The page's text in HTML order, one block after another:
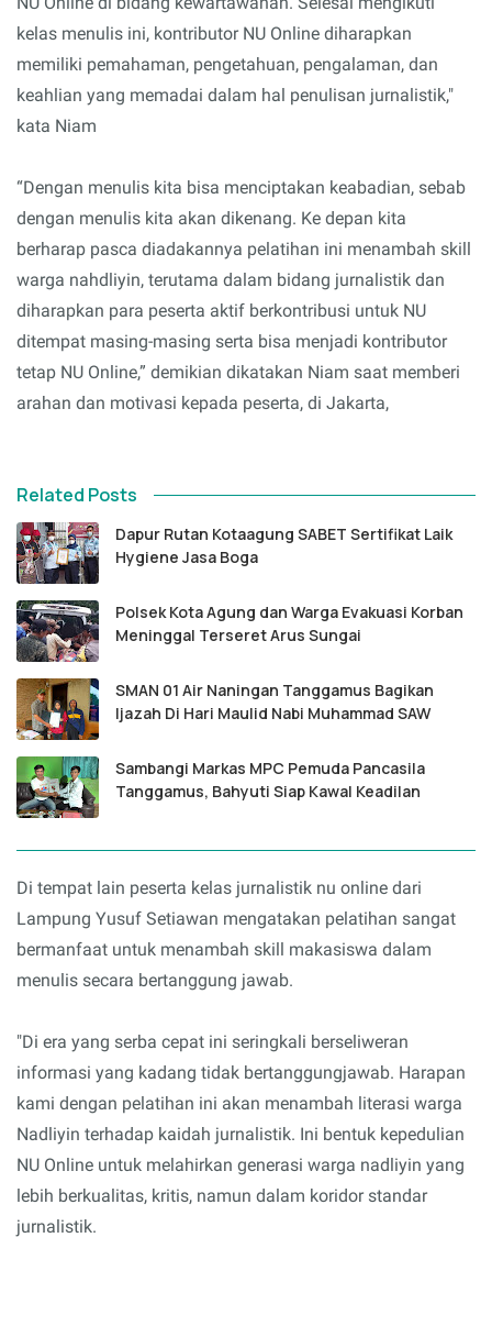
kelas menulis ini, kontributor NU Online diharapkan
memiliki pemahaman, pengetahuan, pengalaman, dan
keahlian yang memadai dalam hal penulisan jurnalistik,"
kata Niam
“Dengan menulis kita bisa menciptakan keabadian, sebab
dengan menulis kita akan dikenang. Ke depan kita
berharap pasca diadakannya pelatihan ini menambah skill
warga nahdliyin, terutama dalam bidang jurnalistik dan
diharapkan para peserta aktif berkontribusi untuk NU
ditempat masing-masing serta bisa menjadi kontributor
tetap NU Online,” demikian dikatakan Niam saat memberi
arahan dan motivasi kepada peserta, di Jakarta,
Related Posts
Dapur Rutan Kotaagung SABET Sertifikat Laik
Hygiene Jasa Boga
Polsek Kota Agung dan Warga Evakuasi Korban
Meninggal Terseret Arus Sungai
SMAN 01 Air Naningan Tanggamus Bagikan
Ijazah Di Hari Maulid Nabi Muhammad SAW
Sambangi Markas MPC Pemuda Pancasila
Tanggamus, Bahyuti Siap Kawal Keadilan
Di tempat lain peserta kelas jurnalistik nu online dari
Lampung Yusuf Setiawan mengatakan pelatihan sangat
bermanfaat untuk menambah skill makasiswa dalam
menulis secara bertanggung jawab.
"Di era yang serba cepat ini seringkali berseliweran
informasi yang kadang tidak bertanggungjawab. Harapan
kami dengan pelatihan ini akan menambah literasi warga
Nadliyin terhadap kaidah jurnalistik. Ini bentuk kepedulian
NU Online untuk melahirkan generasi warga nadliyin yang
lebih berkualitas, kritis, namun dalam koridor standar
jurnalistik.